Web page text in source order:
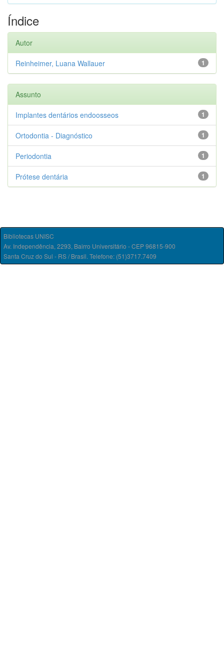
Índice
Autor
1
Reinheimer, Luana Wallauer
Assunto
1
Implantes dentários endoosseos
1
Ortodontia - Diagnóstico
1
Periodontia
1
Prótese dentária
Bibliotecas UNISC
Av. Independência, 2293, Bairro Universitário - CEP 96815-900
Santa Cruz do Sul - RS / Brasil. Telefone: (51)3717.7409